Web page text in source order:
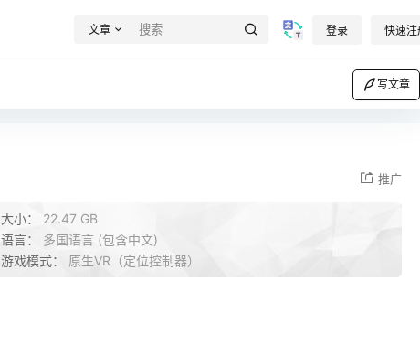
文章 登录 快速注
写文章
推广
大小： 22.47 GB
语言： 多国语言 (包含中文)
游戏模式： 原生VR（定位控制器）